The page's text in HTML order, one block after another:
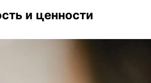
и ценности